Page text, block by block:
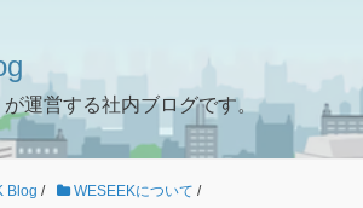
運営する社内ブログです。
Blog / WESEEKについて /